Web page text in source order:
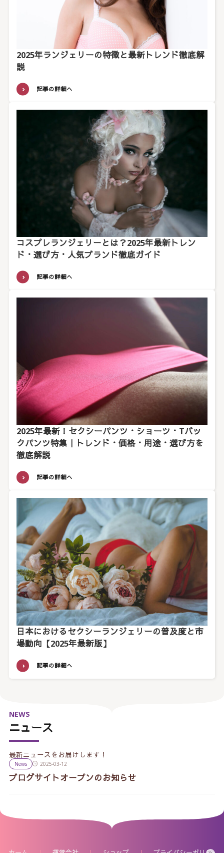
2025年ランジェリーの特徴と最新トレンド徹底解
説
記事の詳細へ
コスプレランジェリーとは？2025年最新トレン
ド・選び方・人気ブランド徹底ガイド
記事の詳細へ
2025年最新！セクシーパンツ・ショーツ・Tバッ
クパンツ特集｜トレンド・価格・用途・選び方を
徹底解説
記事の詳細へ
日本におけるセクシーランジェリーの普及度と市
場動向【2025年最新版】
記事の詳細へ
ニュース
NEWS
最新ニュースをお届けします！
News 2025-03-12
ブログサイトオープンのお知らせ